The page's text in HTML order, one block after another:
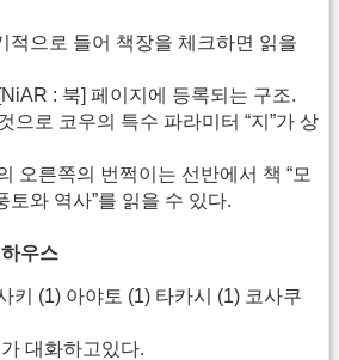
적으로 들어 책장을 체크하면 읽을
: 북] 페이지에 등록되는 구조.
으로 코우의 특수 파라미터 “지”가 상
오른쪽의 번쩍이는 선반에서 책 “모
토와 역사”를 읽을 수 있다.
우스
키 (1) 아야토 (1) 타카시 (1) 코사쿠
대화하고있다.